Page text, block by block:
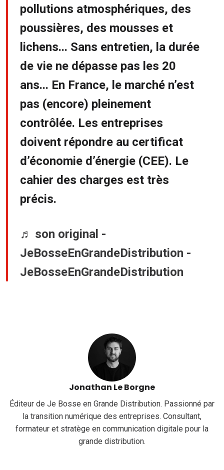
pollutions atmosphériques, des
poussières, des mousses et
lichens... Sans entretien, la durée
de vie ne dépasse pas les 20
ans... En France, le marché n’est
pas (encore) pleinement
contrôlée. Les entreprises
doivent répondre au certificat
d’économie d’énergie (CEE). Le
cahier des charges est très
précis.
♬ son original -
JeBosseEnGrandeDistribution -
JeBosseEnGrandeDistribution
Jonathan Le Borgne
Éditeur de Je Bosse en Grande Distribution. Passionné par
la transition numérique des entreprises. Consultant,
formateur et stratège en communication digitale pour la
grande distribution.